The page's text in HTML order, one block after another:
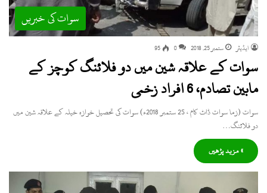
سوات کی خبریں
ایڈیٹر ستمبر 25, 2018 0
95
سوات کے علاقہ شین میں دو فلائنگ کوچز کے
مابین تصادم، 6 افراد زخمی
سوات (زما سوات ڈاٹ کام ، 25 ستمبر 2018ء) سوات کی تحصیل خوازہ خیلہ کے علاقہ شین میں
دو فلائنگ…
» مزید پڑھیں